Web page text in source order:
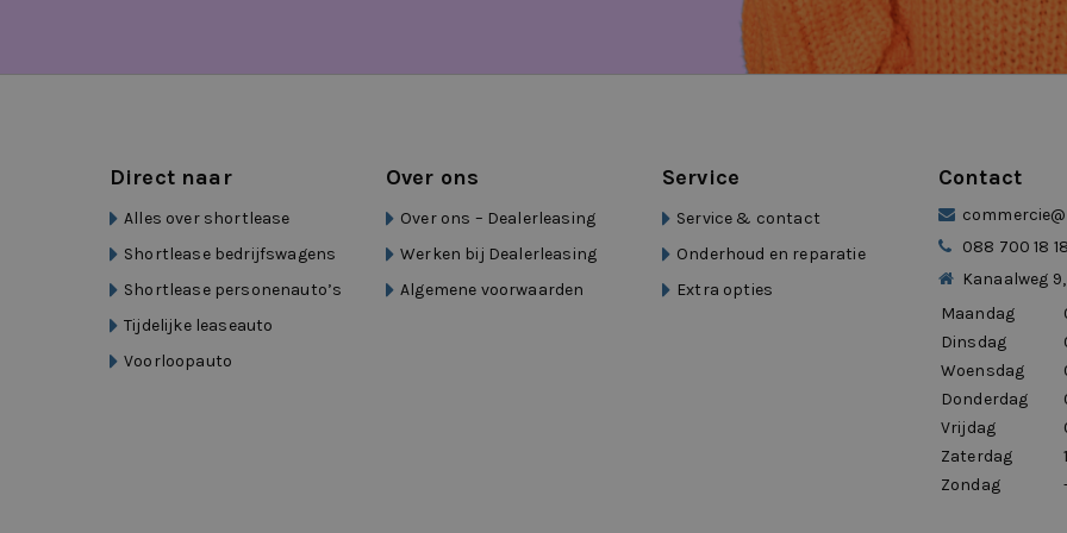
bots waarschuwing systeem
buitenspiegels elektrisch inklapbaar
buitenspiegels elektrisch verstel- en verwarmbaar
Direct naar
Alles over shortlease
Shortlease bedrijfswagens
Shortlease personenauto’s
Tijdelijke leaseauto
Voorloopauto
Over ons
Over ons – Dealerleasing
Werken bij Dealerleasing
Algemene voorwaarden
Service
Service & contact
Onderhoud en reparatie
Extra opties
Contact
088 700 18 18
Kanaalweg
Maandag
Dinsdag
Woensdag
Donderdag
Vrijdag
Zaterdag
Zondag